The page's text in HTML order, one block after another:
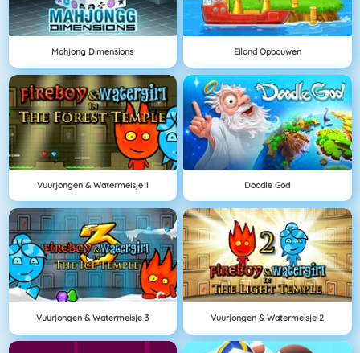
Mahjong Dimensions Eiland Opbouwen
Vuurjongen & Watermeisje 1 Doodle God
Vuurjongen & Watermeisje 3 Vuurjongen & Watermeisje 2